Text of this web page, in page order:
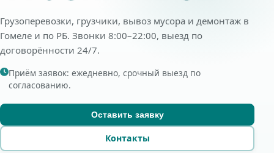
Грузоперевозки, грузчики, вывоз мусора и демонтаж в
Гомеле и по РБ. Звонки 8:00–22:00, выезд по
договорённости 24/7.
Приём заявок: ежедневно, срочный выезд по
согласованию.
Оставить заявку
Контакты